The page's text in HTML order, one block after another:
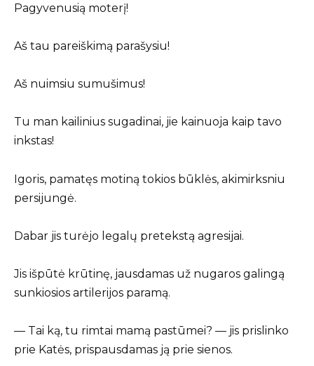
Pagyvenusią moterį!
Aš tau pareiškimą parašysiu!
Aš nuimsiu sumušimus!
Tu man kailinius sugadinai, jie kainuoja kaip tavo
inkstas!
Igoris, pamatęs motiną tokios būklės, akimirksniu
persijungė.
Dabar jis turėjo legalų pretekstą agresijai.
Jis išpūtė krūtinę, jausdamas už nugaros galingą
sunkiosios artilerijos paramą.
— Tai ką, tu rimtai mamą pastūmei? — jis prislinko
prie Katės, prispausdamas ją prie sienos.